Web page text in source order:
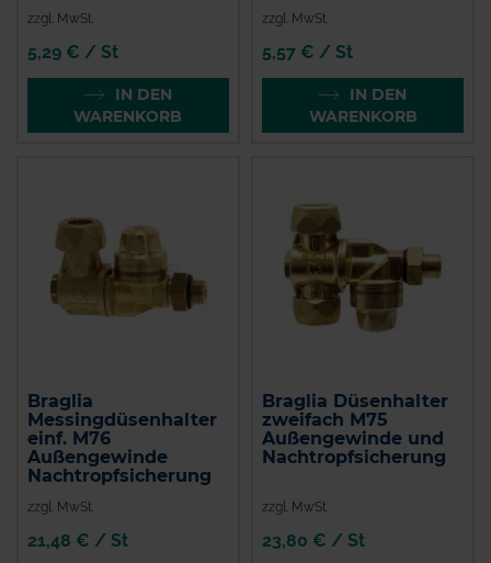
zzgl. MwSt.
5,29 € / St
IN DEN
WARENKORB
zzgl. MwSt.
5,57 € / St
IN DEN
WARENKORB
Braglia
Messingdüsenhalter
einf. M76
Außengewinde
Nachtropfsicherung
zzgl. MwSt.
21,48 € / St
Braglia Düsenhalter
zweifach M75
Außengewinde und
Nachtropfsicherung
zzgl. MwSt.
23,80 € / St